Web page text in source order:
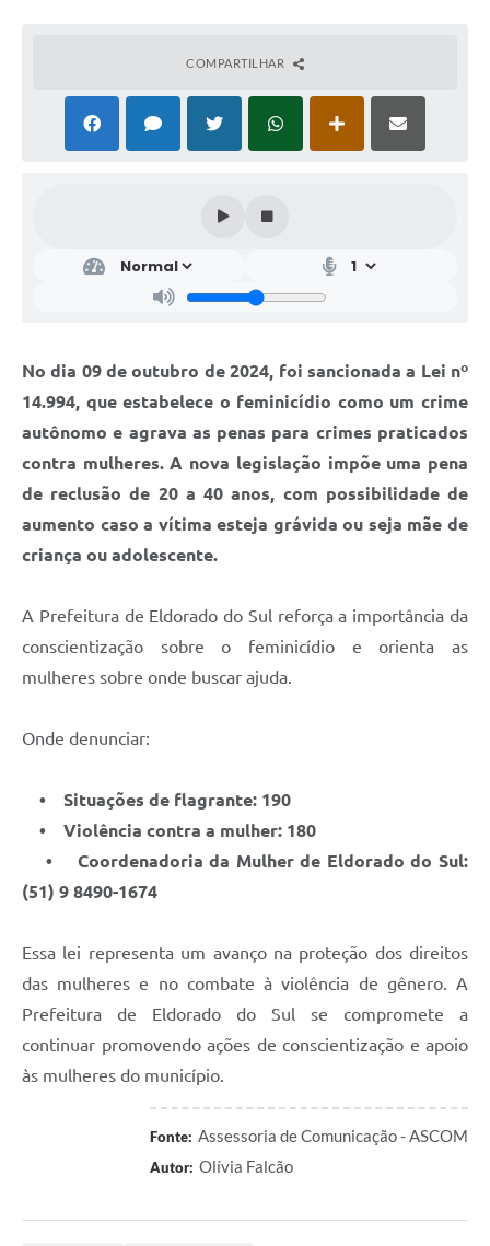
COMPARTILHAR
No dia 09 de outubro de 2024, foi sancionada a Lei nº
14.994, que estabelece o feminicídio como um crime
autônomo e agrava as penas para crimes praticados
contra mulheres. A nova legislação impõe uma pena
de reclusão de 20 a 40 anos, com possibilidade de
aumento caso a vítima esteja grávida ou seja mãe de
criança ou adolescente.
A Prefeitura de Eldorado do Sul reforça a importância da
conscientização sobre o feminicídio e orienta as
mulheres sobre onde buscar ajuda.
Onde denunciar:
• Situações de flagrante: 190
• Violência contra a mulher: 180
• Coordenadoria da Mulher de Eldorado do Sul:
(51) 9 8490-1674
Essa lei representa um avanço na proteção dos direitos
das mulheres e no combate à violência de gênero. A
Prefeitura de Eldorado do Sul se compromete a
continuar promovendo ações de conscientização e apoio
às mulheres do município.
Fonte: Assessoria de Comunicação - ASCOM
Autor: Olívia Falcão